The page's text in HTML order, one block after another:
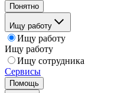
Понятно
Ищу работу
Ищу работу
Ищу работу
Ищу сотрудника
Сервисы
Помощь